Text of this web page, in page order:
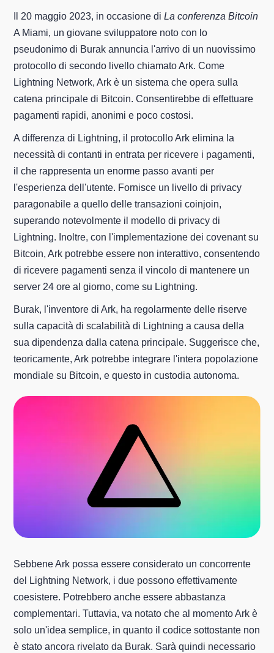
Il 20 maggio 2023, in occasione diLa conferenza Bitcoin
A Miami, un giovane sviluppatore noto con lo
pseudonimo di Burak annuncia l'arrivo di un nuovissimo
protocollo di secondo livello chiamato Ark. Come
Lightning Network, Ark è un sistema che opera sulla
catena principale di Bitcoin. Consentirebbe di effettuare
pagamenti rapidi, anonimi e poco costosi.
A differenza di Lightning, il protocollo Ark elimina la
necessità di contanti in entrata per ricevere i pagamenti,
il che rappresenta un enorme passo avanti per
l'esperienza dell'utente. Fornisce un livello di privacy
paragonabile a quello delle transazioni coinjoin,
superando notevolmente il modello di privacy di
Lightning. Inoltre, con l'implementazione dei covenant su
Bitcoin, Ark potrebbe essere non interattivo, consentendo
di ricevere pagamenti senza il vincolo di mantenere un
server 24 ore al giorno, come su Lightning.
Burak, l'inventore di Ark, ha regolarmente delle riserve
sulla capacità di scalabilità di Lightning a causa della
sua dipendenza dalla catena principale. Suggerisce che,
teoricamente, Ark potrebbe integrare l'intera popolazione
mondiale su Bitcoin, e questo in custodia autonoma.
Sebbene Ark possa essere considerato un concorrente
del Lightning Network, i due possono effettivamente
coesistere. Potrebbero anche essere abbastanza
complementari. Tuttavia, va notato che al momento Ark è
solo un'idea semplice, in quanto il codice sottostante non
è stato ancora rivelato da Burak. Sarà quindi necessario